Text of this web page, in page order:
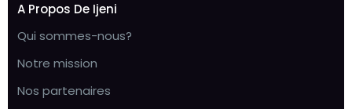
A Propos De Ijeni
Qui sommes-nous?
Notre mission
Nos partenaires